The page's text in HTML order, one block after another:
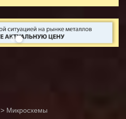
> Микросхемы